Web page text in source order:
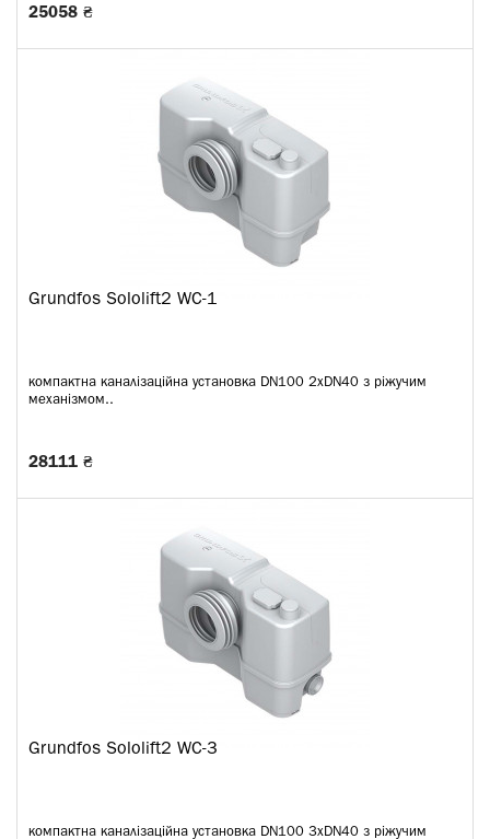
25058 ₴
Grundfos Sololift2 WC-1
компактна каналізаційна установка DN100 2xDN40 з ріжучим
механізмом..
28111 ₴
Grundfos Sololift2 WC-3
компактна каналізаційна установка DN100 3xDN40 з ріжучим